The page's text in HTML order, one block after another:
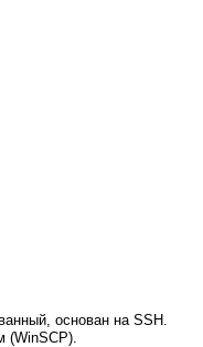
основан на SSH.
(WinSCP).